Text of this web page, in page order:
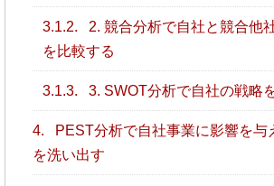
3.1.2.
2. 競合分析で自社と競合他
を比較する
3.1.3. 3. SWOT分析で自社の戦略
4.
PEST分析で自社事業に影響を与
を洗い出す